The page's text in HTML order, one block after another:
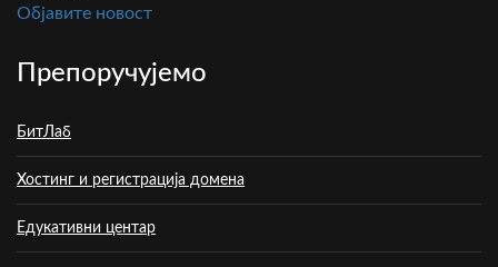
Oбјавите новост
Препоручујемо
БитЛаб
Хостинг и регистрација домена
Едукативни центар